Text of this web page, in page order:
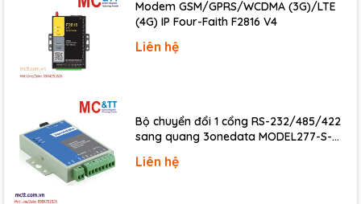
Power on Value
Safe Value
Yes
Ports
1 x RS-485
Baud Rate
1200 to 115200 bps
Data Format
Modem GSM/GPRS/WCDMA (3G)/LTE
(4G) IP Four-Faith F2816 V4
Liên hệ
Bộ chuyển đổi 1 cổng RS-232/485/422
sang quang 3onedata MODEL277-S-
20KM)
Liên hệ